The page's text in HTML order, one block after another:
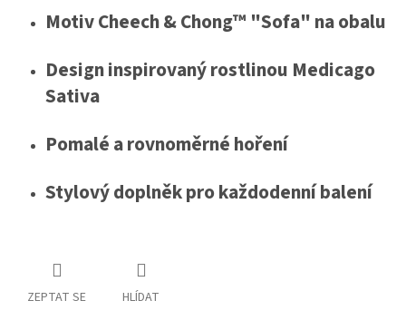
Motiv Cheech & Chong™ "Sofa" na obalu
Design inspirovaný rostlinou Medicago
Sativa
Pomalé a rovnoměrné hoření
Stylový doplněk pro každodenní balení
ZEPTAT SE HLÍDAT